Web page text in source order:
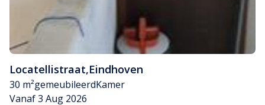
Locatellistraat,Eindhoven
30 m²gemeubileerdKamer
Vanaf 3 Aug 2026